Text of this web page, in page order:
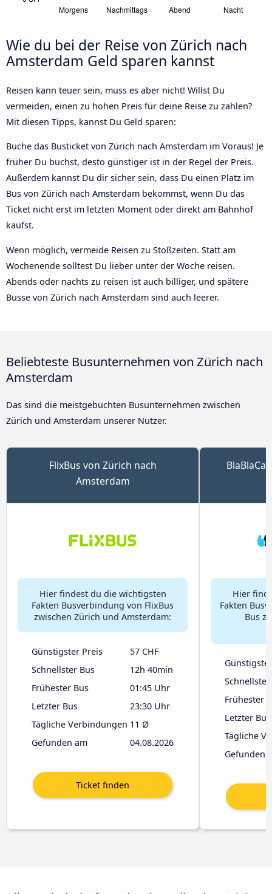
Wie du bei der Reise von Zürich nach
Amsterdam Geld sparen kannst
Reisen kann teuer sein, muss es aber nicht! Willst Du
vermeiden, einen zu hohen Preis für deine Reise zu zahlen?
Mit diesen Tipps, kannst Du Geld sparen:
Buche das Busticket von Zürich nach Amsterdam im Voraus! Je
früher Du buchst, desto günstiger ist in der Regel der Preis.
Außerdem kannst Du dir sicher sein, dass Du einen Platz im
Bus von Zürich nach Amsterdam bekommst, wenn Du das
Ticket nicht erst im letzten Moment oder direkt am Bahnhof
kaufst.
Wenn möglich, vermeide Reisen zu Stoßzeiten. Statt am
Wochenende solltest Du lieber unter der Woche reisen.
Abends oder nachts zu reisen ist auch billiger, und spätere
Busse von Zürich nach Amsterdam sind auch leerer.
Beliebteste Busunternehmen von Zürich nach
Amsterdam
Das sind die meistgebuchten Busunternehmen zwischen
Zürich und Amsterdam unserer Nutzer.
FlixBus von Zürich nach
Amsterdam
Hier findest du die wichtigsten
Fakten Busverbindung von FlixBus
zwischen Zürich und Amsterdam:
Günstigster Preis
57 CHF
Schnellster Bus
12h 40min
Frühester Bus
01:45 Uhr
Letzter Bus
23:30 Uhr
Tägliche Verbindungen 11 Ø
Gefunden am
04.08.2026
Hier
Fakten
Bus
Schnellster
Frühester
Letzter Bus
Tägliche
Gefunden